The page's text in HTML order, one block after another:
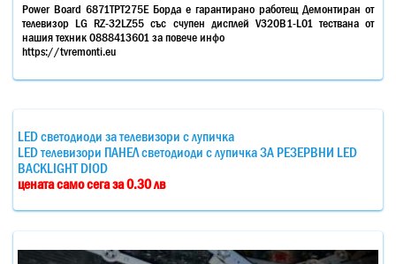
Power Board 6871TPT275E Борда е гарантирано работещ Демонтиран от
телевизор LG RZ-32LZ55 със счупен дисплей V320B1-L01 тествана от
нашия техник 0888413601 за повече инфо
https://tvremonti.eu
LED светодиоди за телевизори с лупичка
LED телевизори ПАНЕЛ светодиоди с лупичка ЗА РЕЗЕРВНИ LED
BACKLIGHT DIOD
цената само сега за 0.30 лв